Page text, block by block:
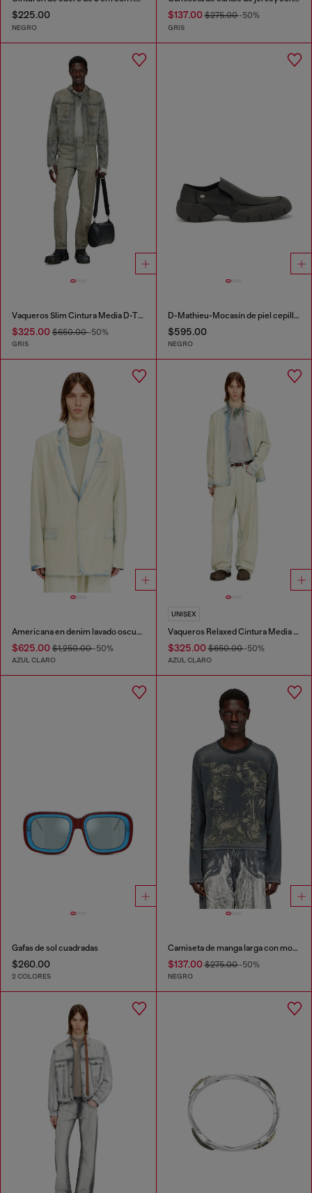
$225.00
NEGRO
$137.00$275.00-50%
GRIS
Vaqueros Slim Cintura Media D-THANOR
$325.00 $650.00-50%
GRIS
D-Mathieu-Mocasín de piel cepillada con suela de goma
$595.00
NEGRO
Americana en denim lavado oscuro fluido X-Ray
$625.00 $1,250.00-50%
AZUL CLARO
UNISEX
Vaqueros Relaxed Cintura Media 1997 D-Enim-M
$325.00$650.00-50%
AZUL CLARO
Gafas de sol cuadradas
$260.00
2 COLORES
Camiseta de manga larga con motivo gráfico
$137.00$275.00-50%
NEGRO